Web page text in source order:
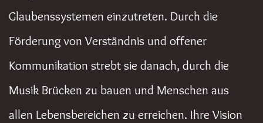
Glaubenssystemen einzutreten. Durch die
Förderung von Verständnis und offener
Kommunikation strebt sie danach, durch die
Musik Brücken zu bauen und Menschen aus
allen Lebensbereichen zu erreichen. Ihre Vision